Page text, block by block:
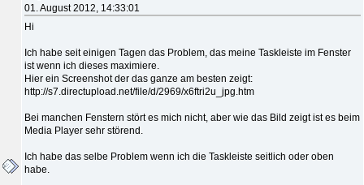
01. August 2012, 14:33:01
Hi
Ich habe seit einigen Tagen das Problem, das meine Taskleiste im Fenster
ist wenn ich dieses maximiere.
Hier ein Screenshot der das ganze am besten zeigt:
http://s7.directupload.net/file/d/2969/x6ftri2u_jpg.htm
Bei manchen Fenstern stört es mich nicht, aber wie das Bild zeigt ist es beim
Media Player sehr störend.
Ich habe das selbe Problem wenn ich die Taskleiste seitlich oder oben
habe.